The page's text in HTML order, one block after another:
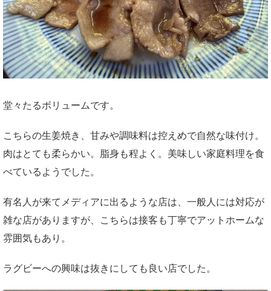
堂々たるボリュームです。
こちらの生姜焼き、甘みや調味料は控えめで自然な味付け。
肉はとても柔らかい。脂身も程よく。美味しい家庭料理を食
べているようでした。
有名人が来てメディアに出るような店は、一般人には対応が
雑な店がありますが、こちらは接客も丁寧でアットホームな
雰囲気もあり。
ラグビーへの興味は抜きにしても良い店でした。